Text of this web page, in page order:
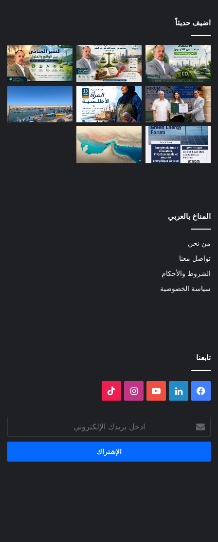
اضيف حديثاً
المناخ بالعربي
من نحن
تواصل معنا
الشروط والأحكام
سياسة الخصوصية
تابعنا
فيسبوك لينكدإن ‫YouTubeانستقرام
بريدك
الإلكتروني